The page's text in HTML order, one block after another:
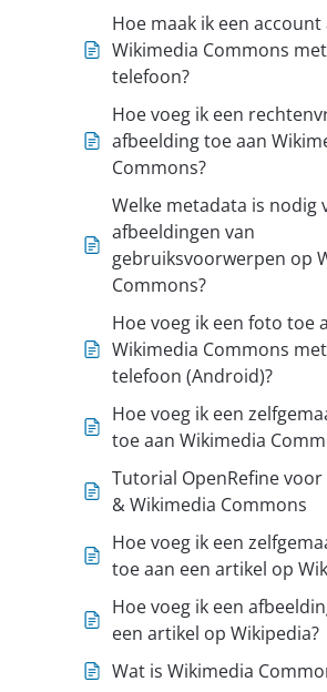
Hoe maak ik een account
Wikimedia Commons
telefoon?
Hoe voeg ik een
afbeelding toe aan
Commons?
Welke metadata is nodig
afbeeldingen van
gebruiksvoorwerpen op
Commons?
Hoe voeg ik een foto toe
Wikimedia Commons
telefoon (Android)?
Hoe voeg ik een
toe aan Wikimedia
Tutorial OpenRefine voor
& Wikimedia Commons
Hoe voeg ik een
toe aan een artikel op
Hoe voeg ik een
een artikel op Wikipedia?
Wat is Wikimedia